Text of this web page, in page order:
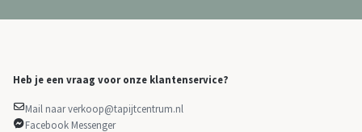
Heb je een vraag voor onze klantenservice?
Mail naar verkoop@tapijtcentrum.nl
Facebook Messenger